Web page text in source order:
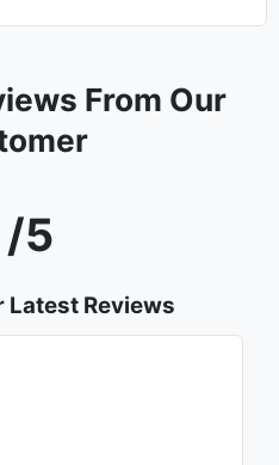
From Our
5
Latest Reviews